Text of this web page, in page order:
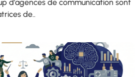
d’agences de communication sont
de..